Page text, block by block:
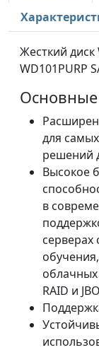
Жесткий
WD101PURP
Основные
для
решений
Высокое
в
серверах
RAID и